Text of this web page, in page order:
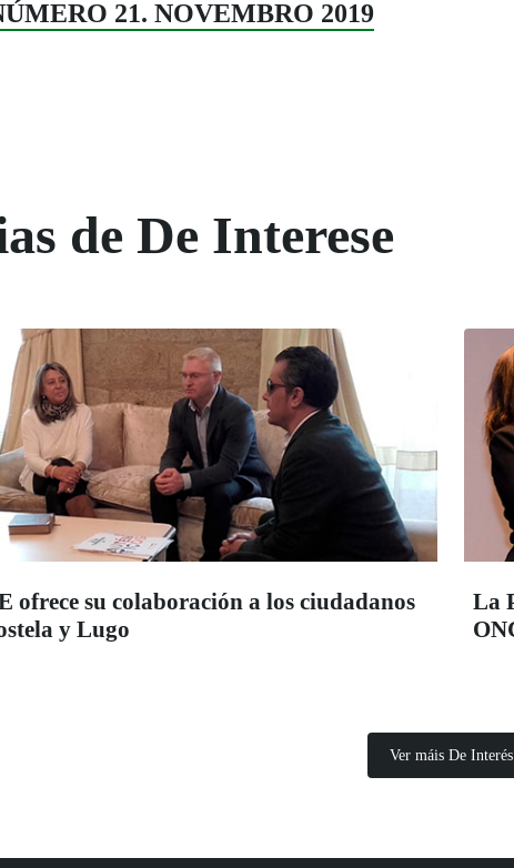
21. NOVEMBRO 2019
de De Interese
ofrece su colaboración a los ciudadanos
y Lugo
La
Ver máis De Interés